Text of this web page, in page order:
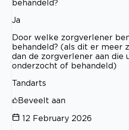
behandeld?
Ja
Door welke zorgverlener
behandeld? (als dit er meer
dan de zorgverlener aan die
onderzocht of behandeld)
Tandarts
Beveelt aan
12 February 2026